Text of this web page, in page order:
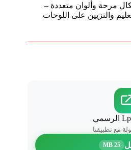
مرحة وألوان متعددة –
للتعليم والتزيين على اللوحات
مع تطبيقنا
25 MB